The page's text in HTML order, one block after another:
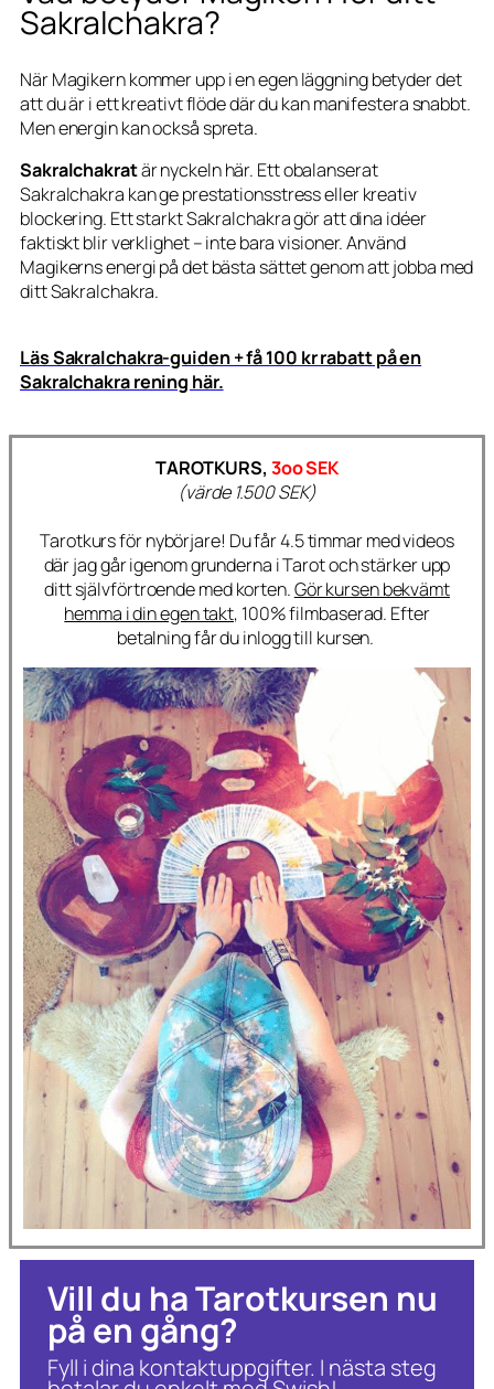
Sakralchakra?
När Magikern kommer upp i en egen läggning betyder det
att du är i ett kreativt flöde där du kan manifestera snabbt.
Men energin kan också spreta.
Sakralchakratär nyckeln här. Ett obalanserat
Sakralchakra kan ge prestationsstress eller kreativ
blockering. Ett starkt Sakralchakra gör att dina idéer
faktiskt blir verklighet – inte bara visioner. Använd
Magikerns energi på det bästa sättet genom att jobba med
ditt Sakralchakra.
Läs Sakralchakra-guiden + få 100 kr rabatt på en
Sakralchakra rening här.
TAROTKURS, 3oo SEK
(värde 1.500 SEK)
Tarotkurs för nybörjare! Du får 4.5 timmar med videos
där jag går igenom grunderna i Tarot och stärker upp
ditt självförtroende med korten.Gör kursen bekvämt
hemma i din egen takt, 100% filmbaserad. Efter
betalning får du inlogg till kursen.
Vill du ha Tarotkursen nu
på en gång?
Fyll i dina kontaktuppgifter. I nästa steg